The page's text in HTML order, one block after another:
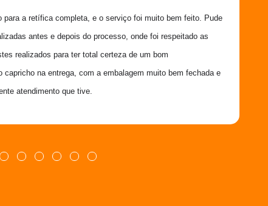
para a retífica completa, e o serviço foi muito bem feito. Pude
antes e depois do processo, onde foi respeitado as
realizados para ter total certeza de um bom
capricho na entrega, com a embalagem muito bem fechada e
atendimento que tive.